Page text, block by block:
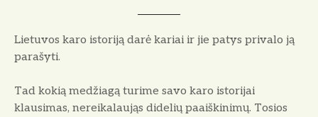
Lietuvos karo istoriją darė kariai ir jie patys privalo ją
parašyti.
Tad kokią medžiagą turime savo karo istorijai
klausimas, nereikalaująs didelių paaiškinimų. Tosios